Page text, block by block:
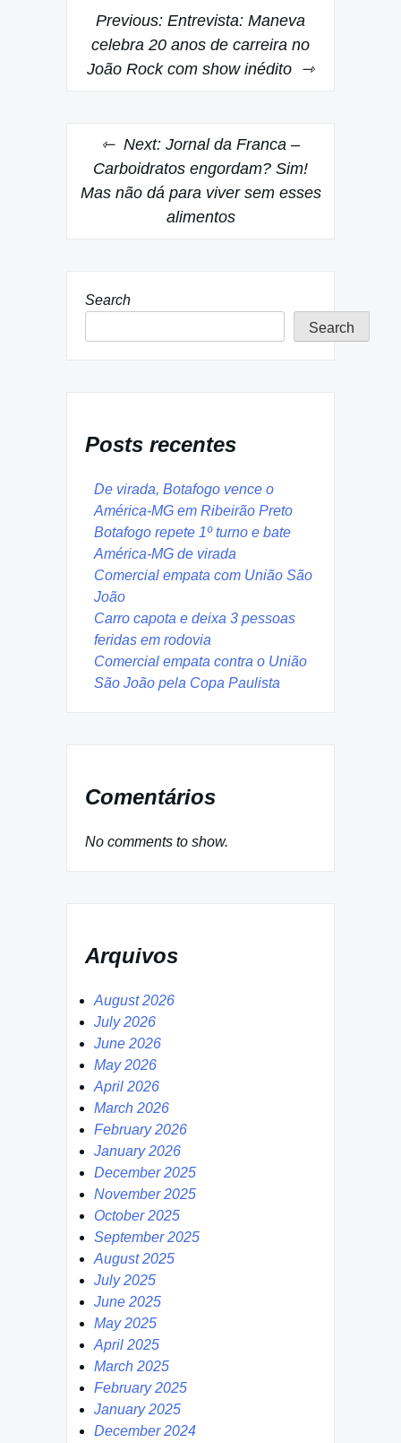
Post
navigation
Previous: Entrevista: Maneva
celebra 20 anos de carreira no
João Rock com show inédito
Next: Jornal da Franca –
Carboidratos engordam? Sim!
Mas não dá para viver sem esses
alimentos
Search
Search
Posts recentes
De virada, Botafogo vence o
América-MG em Ribeirão Preto
Botafogo repete 1º turno e bate
América-MG de virada
Comercial empata com União São
João
Carro capota e deixa 3 pessoas
feridas em rodovia
Comercial empata contra o União
São João pela Copa Paulista
Comentários
No comments to show.
Arquivos
August 2026
July 2026
June 2026
May 2026
April 2026
March 2026
February 2026
January 2026
December 2025
November 2025
October 2025
September 2025
August 2025
July 2025
June 2025
May 2025
April 2025
March 2025
February 2025
January 2025
December 2024